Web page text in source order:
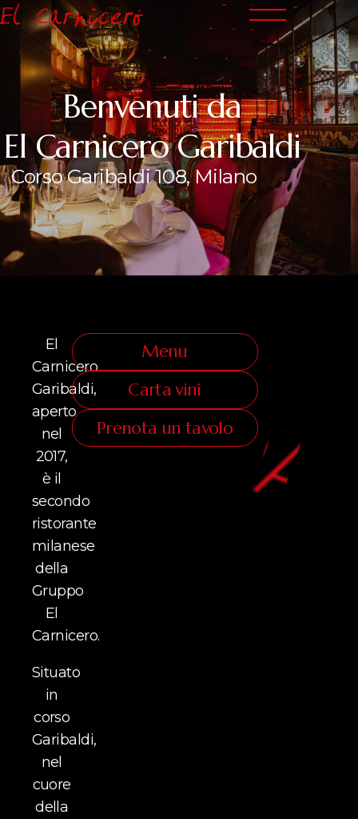
Benvenuti da
El Carnicero Garibaldi
Corso Garibaldi 108, Milano
El
Carnicero
Garibaldi,
aperto
nel
2017,
è il
secondo
ristorante
milanese
della
Gruppo
El
Carnicero.
Situato
in
corso
Garibaldi,
nel
cuore
della
Menu
Carta vini
Prenota un tavolo